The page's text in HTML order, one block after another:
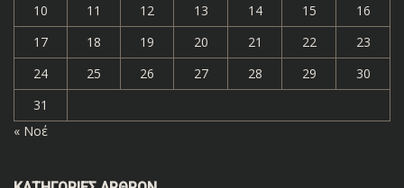
10
11 12 13 14 15
16
17
18 19 20 21 22
23
24
25 26 27 28 29
30
31
« Νοέ